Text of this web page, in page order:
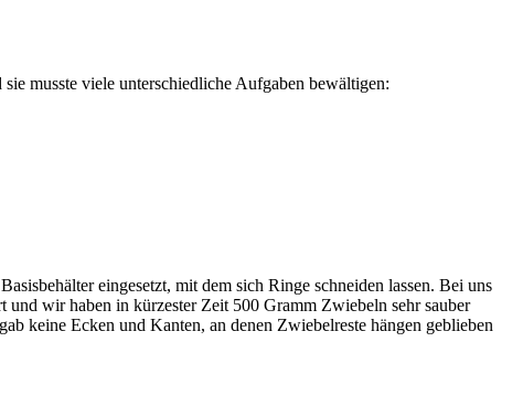
musste viele unterschiedliche Aufgaben bewältigen:
eingesetzt, mit dem sich Ringe schneiden lassen. Bei uns
wir haben in kürzester Zeit 500 Gramm Zwiebeln sehr sauber
keine Ecken und Kanten, an denen Zwiebelreste hängen geblieben